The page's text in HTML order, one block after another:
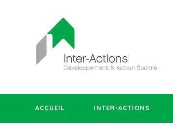
ACCUEIL INTER-ACTIONS